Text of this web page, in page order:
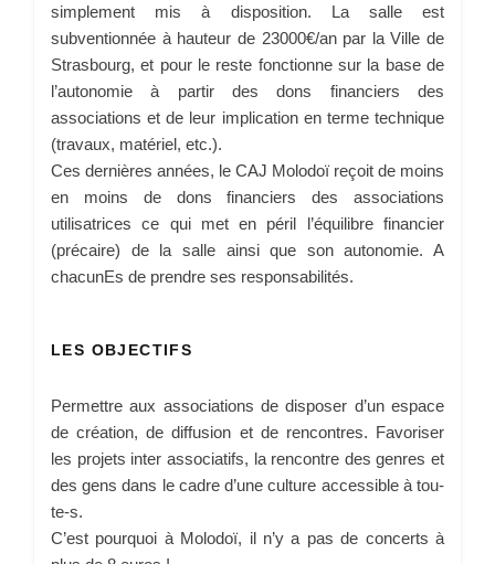
simplement mis à disposition. La salle est
subventionnée à hauteur de 23000€/an par la Ville de
Strasbourg, et pour le reste fonctionne sur la base de
l’autonomie à partir des dons financiers des
associations et de leur implication en terme technique
(travaux, matériel, etc.).
Ces dernières années, le CAJ Molodoï reçoit de moins
en moins de dons financiers des associations
utilisatrices ce qui met en péril l’équilibre financier
(précaire) de la salle ainsi que son autonomie. A
chacunEs de prendre ses responsabilités.
LES OBJECTIFS
Permettre aux associations de disposer d’un espace
de création, de diffusion et de rencontres. Favoriser
les projets inter associatifs, la rencontre des genres et
des gens dans le cadre d’une culture accessible à tou-
te-s.
C’est pourquoi à Molodoï, il n’y a pas de concerts à